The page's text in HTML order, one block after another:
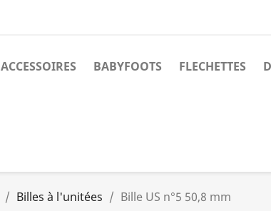
ACCESSOIRES BABYFOOTS FLECHETTES
Billes à l'unitées Bille US n°5 50,8 mm